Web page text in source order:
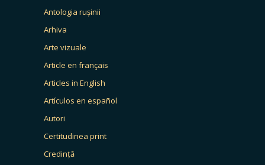
Antologia rușinii
Arhiva
Arte vizuale
Article en français
Articles in English
Artículos en español
Autori
Certitudinea print
Credință